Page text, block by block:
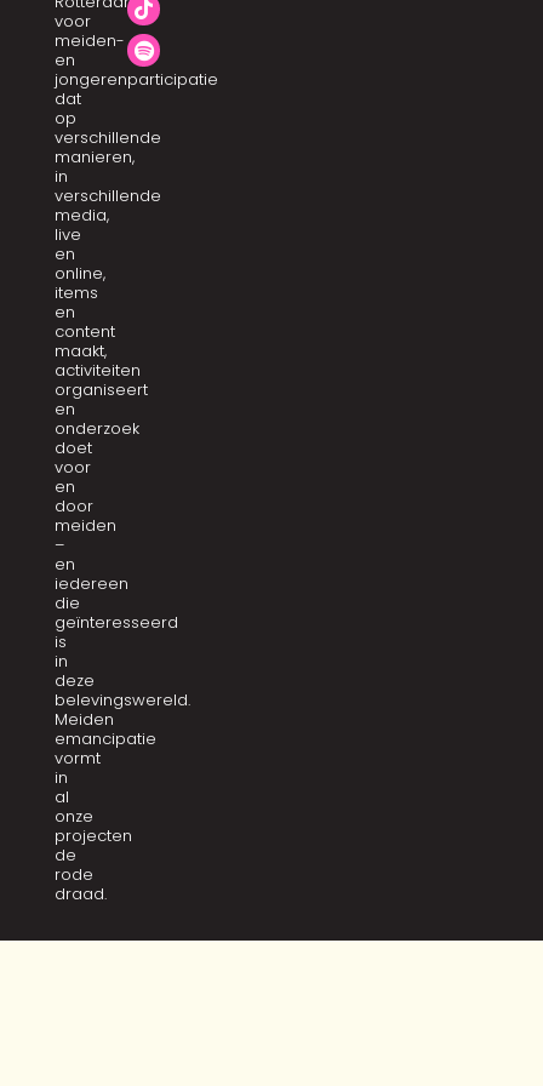
voor
meiden-
en
jongerenparticipatie
dat
op
verschillende
manieren,
in
verschillende
media,
live
en
online,
items
en
content
maakt,
activiteiten
organiseert
en
onderzoek
doet
voor
en
door
meiden
–
en
iedereen
die
geïnteresseerd
is
in
deze
belevingswereld.
Meiden
emancipatie
vormt
in
al
onze
projecten
de
rode
draad.